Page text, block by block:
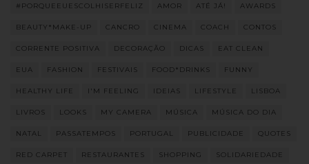
#PORQUEEUESCOLHISERFELIZ AMOR ATÉ JÁ! AWARDS
BEAUTY*MAKE-UP CANCRO CINEMA COACH CONTOS
CORRENTE POSITIVA DECORAÇÃO DICAS EAT CLEAN
EUA FASHION FESTIVAIS FOOD*DRINKS FUNNY
HEALTHY LIFE I'M FEELING IDEIAS LIFESTYLE LISBOA
LIVROS LOOKS MY CAMERA MÚSICA MÚSICA DO DIA
NATAL PASSATEMPOS PORTUGAL PUBLICIDADE QUOTES
RED CARPET RESTAURANTES SHOPPING SOLIDARIEDADE